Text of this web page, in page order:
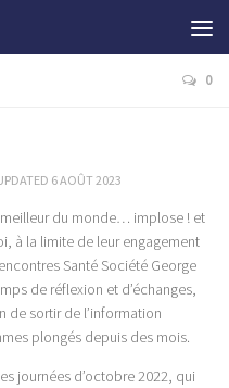
0
6 AOÛT 2023
du monde… implose ! et
à la limite de leur engagement
Santé Société George
de réflexion et d’échanges,
de sortir de l’information
plongés depuis des mois.
journées d’octobre 2022, qui